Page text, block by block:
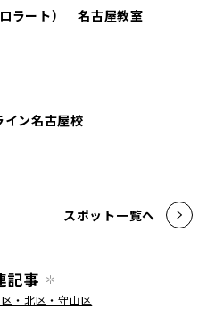
ラート） 名古屋教室
イン名古屋校
スポット一覧へ
記事
・北区・守山区